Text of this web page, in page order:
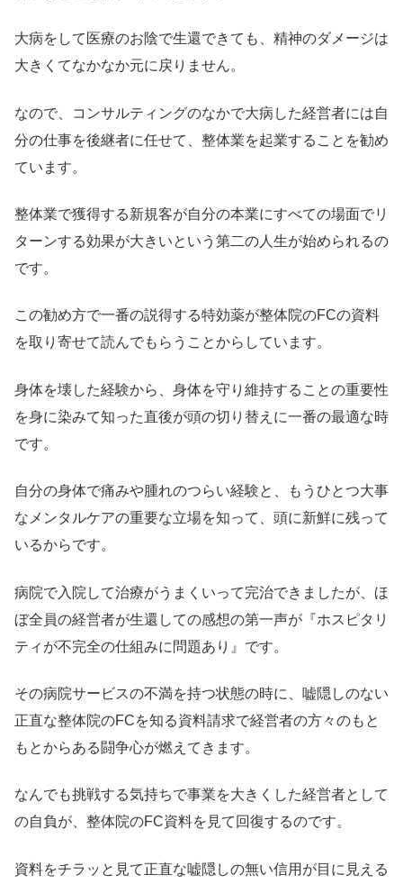
大病をして医療のお陰で生還できても、精神のダメージは
大きくてなかなか元に戻りません。
なので、コンサルティングのなかで大病した経営者には自
分の仕事を後継者に任せて、整体業を起業することを勧め
ています。
整体業で獲得する新規客が自分の本業にすべての場面でリ
ターンする効果が大きいという第二の人生が始められるの
です。
この勧め方で一番の説得する特効薬が整体院のFCの資料
を取り寄せて読んでもらうことからしています。
身体を壊した経験から、身体を守り維持することの重要性
を身に染みて知った直後が頭の切り替えに一番の最適な時
です。
自分の身体で痛みや腫れのつらい経験と、もうひとつ大事
なメンタルケアの重要な立場を知って、頭に新鮮に残って
いるからです。
病院で入院して治療がうまくいって完治できましたが、ほ
ぼ全員の経営者が生還しての感想の第一声が『ホスピタリ
ティが不完全の仕組みに問題あり』です。
その病院サービスの不満を持つ状態の時に、嘘隠しのない
正直な整体院のFCを知る資料請求で経営者の方々のもと
もとからある闘争心が燃えてきます。
なんでも挑戦する気持ちで事業を大きくした経営者として
の自負が、整体院のFC資料を見て回復するのです。
資料をチラッと見て正直な嘘隠しの無い信用が目に見える